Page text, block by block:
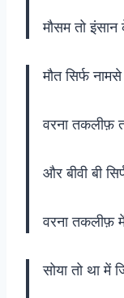
मौसम तो
मौत सिर्फ
वरना तकलीफ़
और बीवी बी
वरना तकलीफ़
सोया तो था में